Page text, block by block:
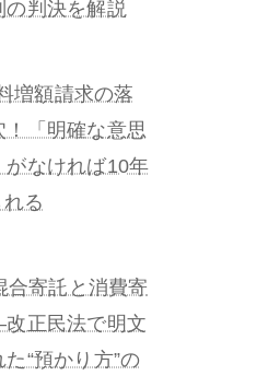
の判決を解説
増額請求の落
！「明確な意思
がなければ10年
る
合寄託と消費寄
正民法で明文
“預かり方”の